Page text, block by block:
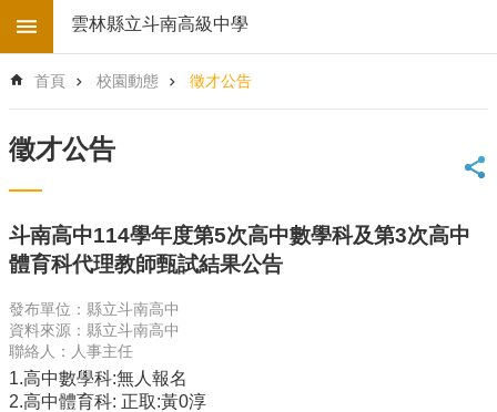
跳到主要內容區塊
階
搜
首
頁
學
校
子
地
圖
後
雲林縣立斗南高級中學
首頁 校園動態 徵才公告
徵才公告
斗南高中114學年度第5次高中數學科及第3次高中
體育科代理教師甄試結果公告
發布單位：縣立斗南高中
資料來源：縣立斗南高中
聯絡人：人事主任
1.高中數學科:無人報名
2.高中體育科: 正取:黃0淳